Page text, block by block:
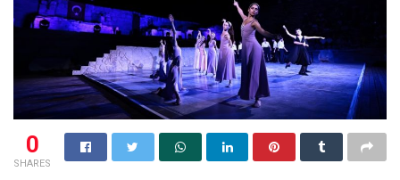
0
SHARES